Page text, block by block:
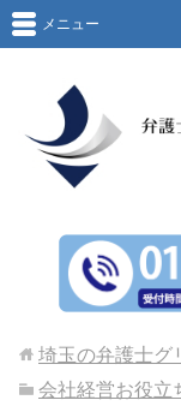
メニュー
埼玉の弁護士グ
会社経営お役立